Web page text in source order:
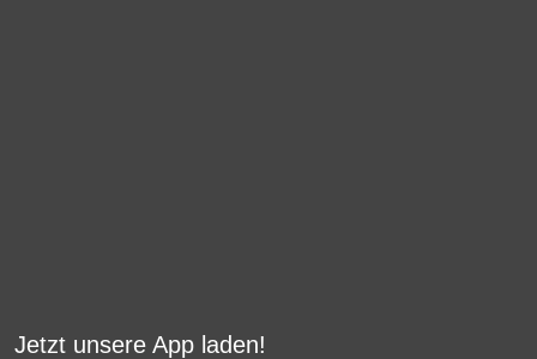
Jetzt unsere App laden!